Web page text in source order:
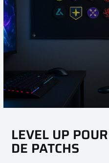
LEVEL UP
DE PATCHS